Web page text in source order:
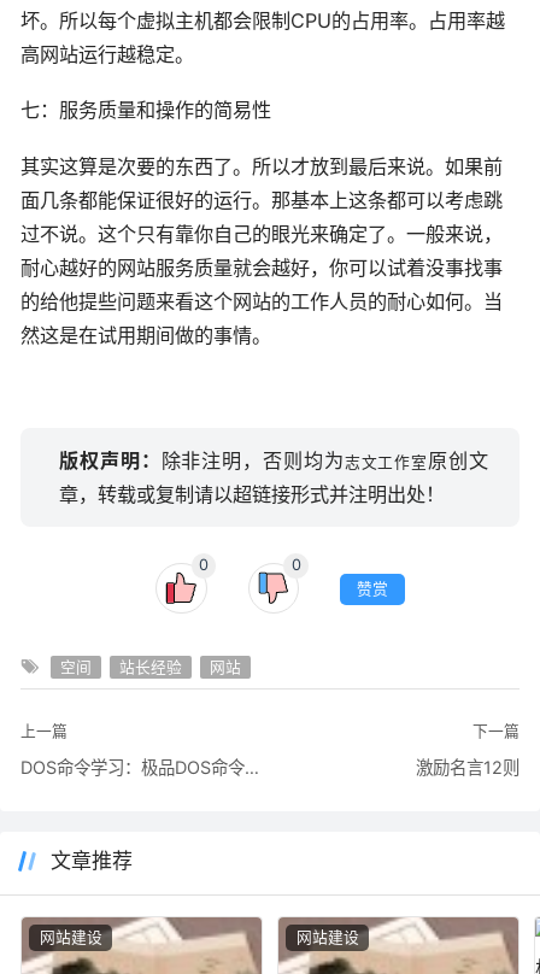
坏。所以每个虚拟主机都会限制CPU的占用率。占用率越
高网站运行越稳定。
七：服务质量和操作的简易性
其实这算是次要的东西了。所以才放到最后来说。如果前
面几条都能保证很好的运行。那基本上这条都可以考虑跳
过不说。这个只有靠你自己的眼光来确定了。一般来说，
耐心越好的网站服务质量就会越好，你可以试着没事找事
的给他提些问题来看这个网站的工作人员的耐心如何。当
然这是在试用期间做的事情。
版权声明： 除非注明，否则均为志文工作室 原创文
章，转载或复制请以超链接形式并注明出处！
0
0
赞赏
空间 站长经验 网站
上一篇
DOS命令学习：极品DOS命令全集和详解
下一篇
激励名言12则
文章推荐
网站建设 网站建设